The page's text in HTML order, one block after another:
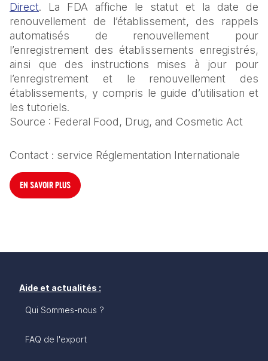
Direct. La FDA affiche le statut et la date de
renouvellement de l’établissement, des rappels
automatisés de renouvellement pour
l’enregistrement des établissements enregistrés,
ainsi que des instructions mises à jour pour
l’enregistrement et le renouvellement des
établissements, y compris le guide d’utilisation et
les tutoriels.
Source : Federal Food, Drug, and Cosmetic Act
Contact : service Réglementation Internationale
EN SAVOIR PLUS
Aide et actualités :
Qui Sommes-nous ?
FAQ de l'export